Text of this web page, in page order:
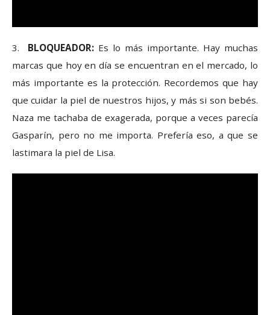
3. BLOQUEADOR: Es lo más importante. Hay muchas
marcas que hoy en día se encuentran en el mercado, lo
más importante es la protección. Recordemos que hay
que cuidar la piel de nuestros hijos, y más si son bebés.
Naza me tachaba de exagerada, porque a veces parecía
Gasparín, pero no me importa. Prefería eso, a que se
lastimara la piel de Lisa.